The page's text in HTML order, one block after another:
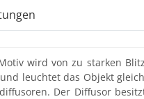
wird von zu starken
leuchtet das Objekt
Der Diffusor